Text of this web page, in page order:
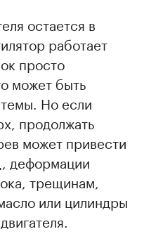
остается в
работает
просто
может быть
Но если
продолжать
может привести
деформации
трещинам,
или цилиндры